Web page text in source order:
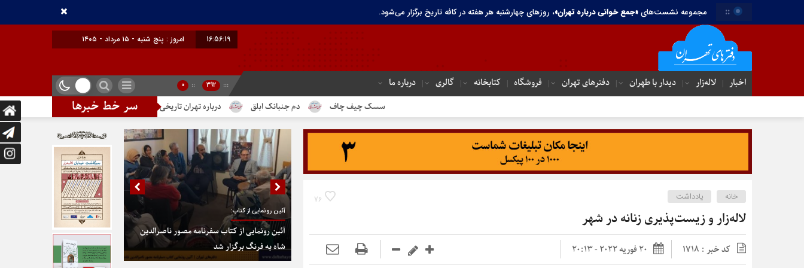
:: مجموعه نشست‌های«جمع خوانی درباره تهران»، روزهای چهارشنبه هر هفته در کافه تاریخ برگزار می‌شود.
16:56:20 امروز : پنج شنبه - ۱۵ مرداد - ۱۴۰۵
اخبار لاله‌زار دیدار با طهران دفترهای تهران‌ فروشگاه کتابخانه گالری درباره ما :::
392
::
0
سر خط خبرها دم جنبانک ابلق درباره تهران تاریخی حساس هستیم تندیس مولانا در میدان خیام در
76 خانه یادداشت
لاله‌زار و زیست‌پذیری زنانه در شهر
کد خبر : 1718 20 فوریه 2022 - 20:13
آئین رونمایی از کتاب:
آئین رونمایی از کتاب سفرنامه مصور ناصرالدین
شاه به فرنگ برگزار شد